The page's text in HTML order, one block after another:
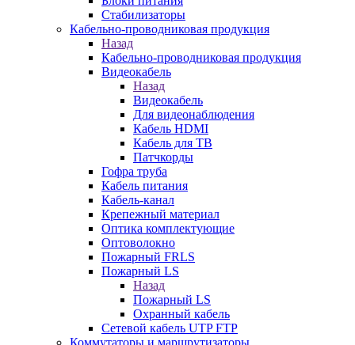
Стабилизаторы
Кабельно-проводниковая продукция
Назад
Кабельно-проводниковая продукция
Видеокабель
Назад
Видеокабель
Для видеонаблюдения
Кабель HDMI
Кабель для ТВ
Патчкорды
Гофра труба
Кабель питания
Кабель-канал
Крепежный материал
Оптика комплектующие
Оптоволокно
Пожарный FRLS
Пожарный LS
Назад
Пожарный LS
Охранный кабель
Сетевой кабель UTP FTP
Коммутаторы и маршрутизаторы